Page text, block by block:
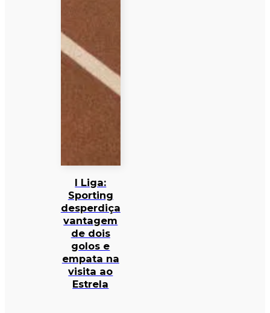
I Liga:
Sporting
desperdiça
vantagem
de dois
golos e
empata na
visita ao
Estrela